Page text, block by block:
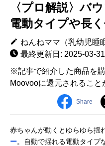
〈プロ解説〉バ
電動タイプや長
ねんねママ（乳幼児睡
最終更新日: 2025-03-31
※記事で紹介した商品を
Moovooに還元されること
Share
赤ちゃんが動くとゆらゆら揺
ー。自動で揺れる電動タイプ